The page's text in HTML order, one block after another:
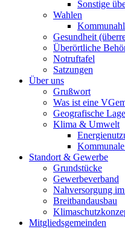
Sonstige
Wahlen
Gesundheit
Überörtliche
Notruftafel
Satzungen
Über uns
Grußwort
Was ist eine
Geografische Lage
Klima & Umwelt
Standort & Gewerbe
Grundstücke
Gewerbeverband
Nahversorgung
Breitbandausbau
Mitgliedsgemeinden